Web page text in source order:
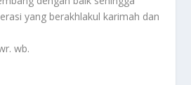
yang berakhlakul karimah dan
wb.